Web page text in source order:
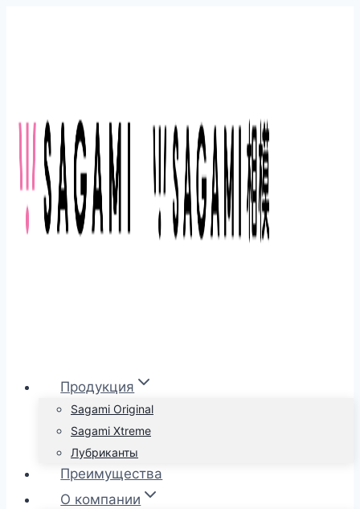
Продукция
Sagami Original
Sagami Xtreme
Лубриканты
Преимущества
О компании